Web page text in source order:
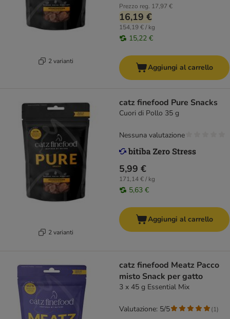
2 varianti
Prezzo reg. 17,97 €
16,19 €
154,19 € / kg
15,22 €
Aggiungi al carrello
2 varianti
catz finefood Pure Snacks
Cuori di Pollo 35 g
5,99 €
171,14 € / kg
5,63 €
Nessuna valutazione
Aggiungi al carrello
catz finefood Meatz Pacco
misto Snack per gatto
3 x 45 g Essential Mix
Valutazione: 5/5 (1)